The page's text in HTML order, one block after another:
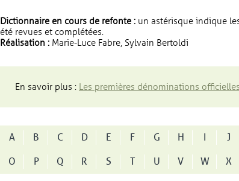
Dictionnaire en cours de refonte : un astérisque indique
été revues et complétées.
Réalisation : Marie-Luce Fabre, Sylvain Bertoldi
En savoir plus : Les premières dénominations
A B C D E F G H I J
O
P Q R S T U V W X